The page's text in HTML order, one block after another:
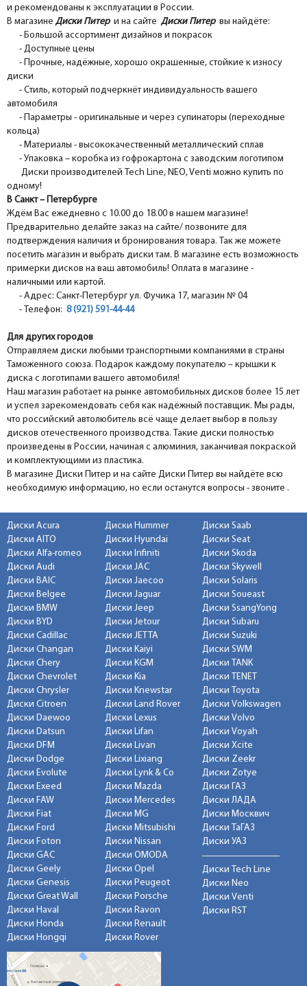
и рекомендованы к эксплуатации в России.
В магазине Диски Питер и на сайте Диски Питер вы найдёте:
- Большой ассортимент дизайнов и покрасок
- Доступные цены
- Прочные, надёжные, хорошо окрашенные, стойкие к износу
диски
- Стиль, который подчеркнёт индивидуальность вашего
автомобиля
- Параметры - оригинальные и через супинаторы (переходные
кольца)
- Материалы - высококачественный металлический сплав
- Упаковка – коробка из гофрокартона с заводским логотипом
Диски производителей Tech Line, NEO, Venti можно купить по
одному!
В Санкт – Петербурге
Ждём Вас ежедневно с 10.00 до 18.00 в нашем магазине!
Предварительно делайте заказ на сайте/ позвоните для
подтверждения наличия и бронирования товара. Так же можете
посетить магазин и выбрать диски там. В магазине есть возможность
примерки дисков на ваш автомобиль! Оплата в магазине -
наличными или картой.
- Адрес: Санкт-Петербург ул. Фучика 17, магазин № 04
- Телефон: 8 (921) 591-44-44
Для других городов
Отправляем диски любыми транспортными компаниями в страны
Таможенного союза. Подарок каждому покупателю – крышки к
диска с логотипами вашего автомобиля!
Наш магазин работает на рынке автомобильных дисков более 15 лет
и успел зарекомендовать себя как надёжный поставщик. Мы рады,
что российский автолюбитель всё чаще делает выбор в пользу
дисков отечественного производства. Такие диски полностью
произведены в России, начиная с алюминия, заканчивая покраской
и комплектующими из пластика.
В магазине Диски Питер и на сайте Диски Питер вы найдёте всю
необходимую информацию, но если останутся вопросы - звоните .
Диски Acura
Диски AITO
Диски Alfa-romeo
Диски Audi
Диски BAIC
Диски Belgee
Диски BMW
Диски BYD
Диски Cadillac
Диски Changan
Диски Chery
Диски Chevrolet
Диски Chrysler
Диски Citroen
Диски Daewoo
Диски Datsun
Диски DFM
Диски Dodge
Диски Evolute
Диски Exeed
Диски FAW
Диски Fiat
Диски Ford
Диски Foton
Диски GAC
Диски Geely
Диски Genesis
Диски Great Wall
Диски Haval
Диски Honda
Диски Hongqi
Диски Hummer
Диски Hyundai
Диски Infiniti
Диски JAC
Диски Jaecoo
Диски Jaguar
Диски Jeep
Диски Jetour
Диски JETTA
Диски Kaiyi
Диски KGM
Диски Kia
Диски Knewstar
Диски Land Rover
Диски Lexus
Диски Lifan
Диски Livan
Диски Lixiang
Диски Lynk & Co
Диски Mazda
Диски Mercedes
Диски MG
Диски Mitsubishi
Диски Nissan
Диски OMODA
Диски Opel
Диски Peugeot
Диски Porsche
Диски Ravon
Диски Renault
Диски Rover
Диски Saab
Диски Seat
Диски Skoda
Диски Skywell
Диски Solaris
Диски Soueast
Диски SsangYong
Диски Subaru
Диски Suzuki
Диски SWM
Диски TANK
Диски TENET
Диски Toyota
Диски Volkswagen
Диски Volvo
Диски Voyah
Диски Xcite
Диски Zeekr
Диски Zotye
Диски ГАЗ
Диски ЛАДА
Диски Москвич
Диски ТаГАЗ
Диски УАЗ
Диски Tech Line
Диски Neo
Диски Venti
Диски RST